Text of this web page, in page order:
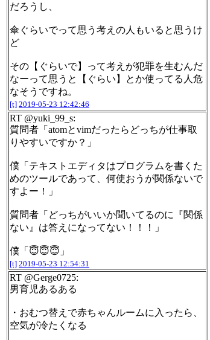
だろうし、
傘ぐらいでって思う考えの人もいると思うけ
ど
その【ぐらいで】って考えが犯罪を生むんだ
なーって思うと【ぐらい】とか使ってる人危
なそうですね。
[t] 2019-05-23 12:42:46
RT @yuki_99_s:
質問者「atomとvimだったらどっちが仕事取
りやすいですか？」
僕「テキストエディタはプログラムを書くた
めのツールであって、何使おうが関係ないで
すよー！」
質問者「どっちがいいか聞いてるのに『関係
ない』は答えになってない！！！」
僕「😇😇😇」
[t] 2019-05-23 12:54:31
RT @Gerge0725:
男育児あるある
・おむつ替えで赤ちゃんルームに入ったら、
空気が冷たくなる